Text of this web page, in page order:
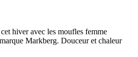
hiver avec les moufles femme
Markberg. Douceur et chaleur